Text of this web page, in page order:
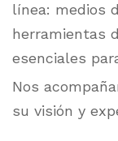
línea: medios
herramientas
esenciales
Nos
su visión y